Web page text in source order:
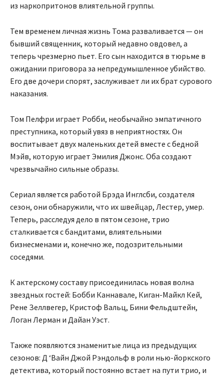
из наркопритонов влиятельной группы.
Тем временем личная жизнь Тома разваливается — он
бывший священник, который недавно овдовел, а
теперь чрезмерно пьет. Его сын находится в тюрьме в
ожидании приговора за непредумышленное убийство.
Его две дочери спорят, заслуживает ли их брат сурового
наказания.
Том Пелфри играет Робби, необычайно эмпатичного
преступника, который увяз в неприятностях. Он
воспитывает двух маленьких детей вместе с бедной
Мэйв, которую играет Эмилия Джонс. Оба создают
чрезвычайно сильные образы.
Сериал является работой Брэда Инглсби, создателя
сезон, они обнаружили, что их швейцар, Лестер, умер.
Теперь, расследуя дело в пятом сезоне, трио
сталкивается с бандитами, влиятельными
бизнесменами и, конечно же, подозрительными
соседями.
К актерскому составу присоединилась новая волна
звездных гостей: Бобби Каннавале, Киган-Майкл Кей,
Рене Зеллвегер, Кристоф Вальц, Бини Фельдштейн,
Логан Лерман и Дайан Уэст.
Также появляются знаменитые лица из предыдущих
сезонов: Д ‘Вайн Джой Рэндольф в роли нью-йоркского
детектива, который постоянно встает на пути трио, и